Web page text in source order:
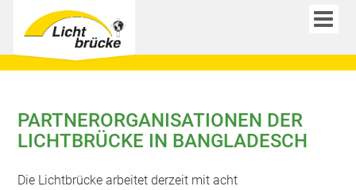
PARTNERORGANISATIONEN DER
LICHTBRÜCKE IN BANGLADESCH
Die Lichtbrücke arbeitet derzeit mit acht